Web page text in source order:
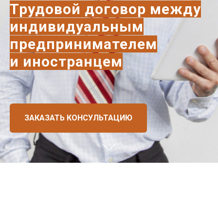
Трудовой договор между
индивидуальным
предпринимателем
и иностранцем
ЗАКАЗАТЬ КОНСУЛЬТАЦИЮ